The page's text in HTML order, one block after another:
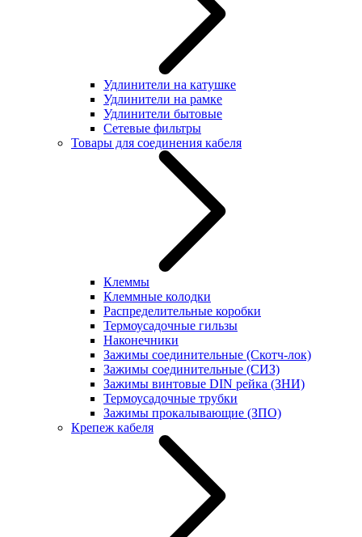
Удлинители на катушке
Удлинители на рамке
Удлинители бытовые
Сетевые фильтры
Товары для соединения кабеля
Клеммы
Клеммные колодки
Распределительные коробки
Термоусадочные гильзы
Наконечники
Зажимы соединительные (Скотч-лок)
Зажимы соединительные (СИЗ)
Зажимы винтовые DIN рейка (ЗНИ)
Термоусадочные трубки
Зажимы прокалывающие (ЗПО)
Крепеж кабеля